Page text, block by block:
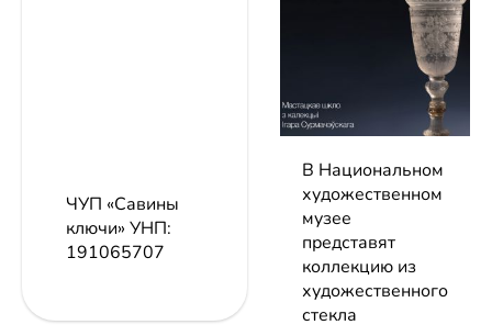
ЧУП «Савины
ключи» УНП:
191065707
В Национальном
художественном
музее
представят
коллекцию из
художественного
стекла